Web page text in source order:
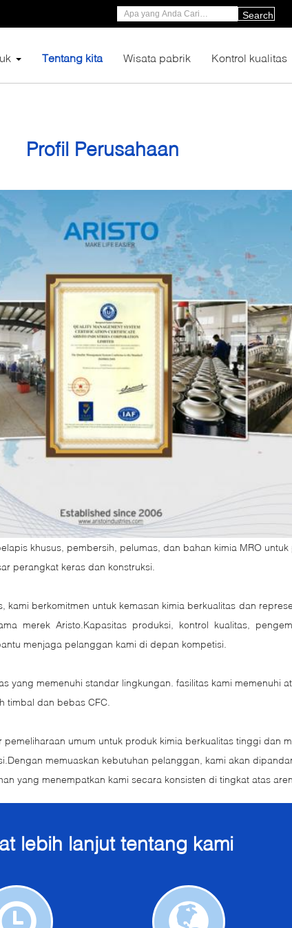
Search
Tentang kita Wisata pabrik Kontrol kualitas
Profil Perusahaan
khusus, pembersih, pelumas, dan bahan kimia MRO
perangkat keras dan konstruksi.
kami berkomitmen untuk kemasan kimia berkualitas dan
merek Aristo.Kapasitas produksi, kontrol kualitas,
menjaga pelanggan kami di depan kompetisi.
yang memenuhi standar lingkungan. fasilitas kami memenuhi
timbal dan bebas CFC.
umum untuk produk kimia berkualitas tinggi dan
memuaskan kebutuhan pelanggan, kami akan
yang menempatkan kami secara konsisten di tingkat atas
lebih lanjut tentang kami